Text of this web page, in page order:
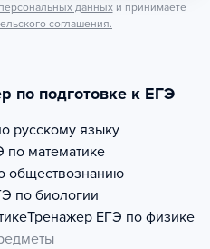
данных и принимаете
соглашения.
по подготовке к ЕГЭ
русскому языку
по математике
обществознанию
по биологии
Тренажер ЕГЭ по физике